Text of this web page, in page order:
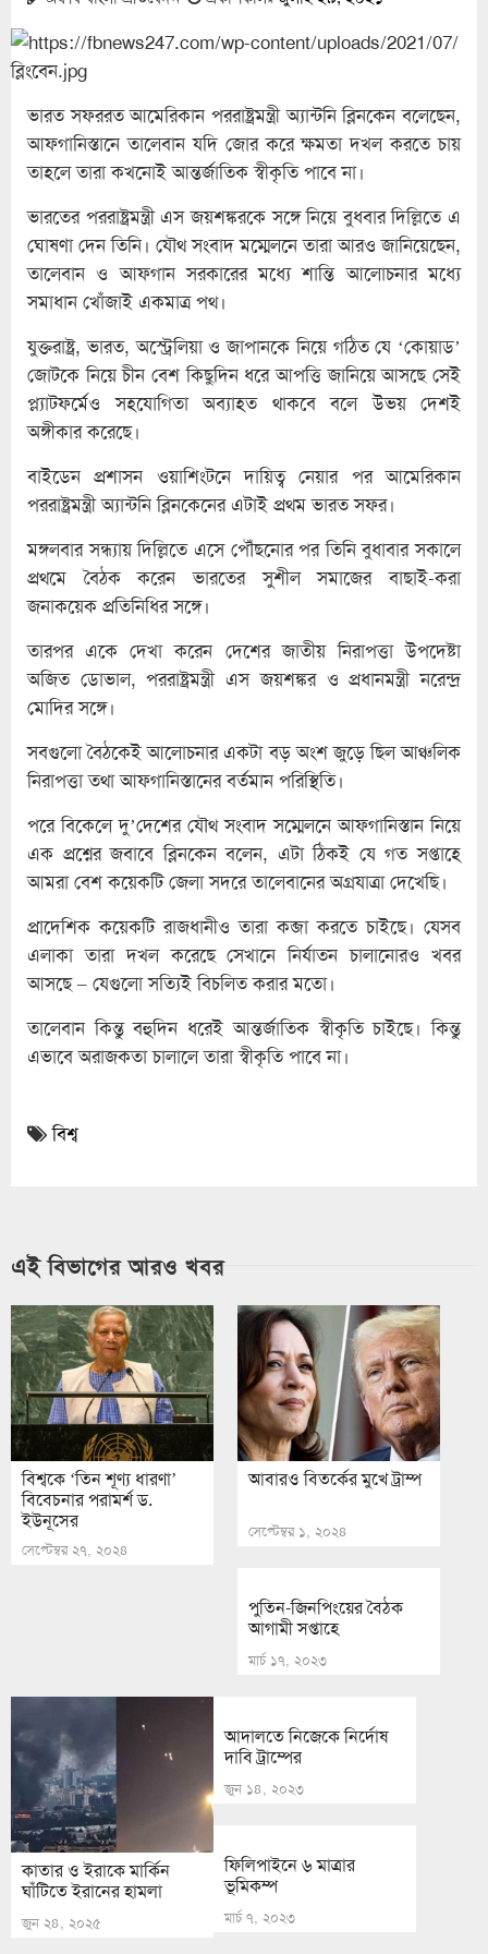
ভারত সফররত আমেরিকান পররাষ্ট্রমন্ত্রী অ্যান্টনি ব্লিনকেন বলেছেন,
আফগানিস্তানে তালেবান যদি জোর করে ক্ষমতা দখল করতে চায়
তাহলে তারা কখনোই আন্তর্জাতিক স্বীকৃতি পাবে না।
ভারতের পররাষ্ট্রমন্ত্রী এস জয়শঙ্করকে সঙ্গে নিয়ে বুধবার দিল্লিতে এ
ঘোষণা দেন তিনি। যৌথ সংবাদ মম্মেলনে তারা আরও জানিয়েছেন,
তালেবান ও আফগান সরকারের মধ্যে শান্তি আলোচনার মধ্যে
সমাধান খোঁজাই একমাত্র পথ।
যুক্তরাষ্ট্র, ভারত, অস্ট্রেলিয়া ও জাপানকে নিয়ে গঠিত যে ‘কোয়াড’
জোটকে নিয়ে চীন বেশ কিছুদিন ধরে আপত্তি জানিয়ে আসছে সেই
প্ল্যাটফর্মেও সহযোগিতা অব্যাহত থাকবে বলে উভয় দেশই
অঙ্গীকার করেছে।
বাইডেন প্রশাসন ওয়াশিংটনে দায়িত্ব নেয়ার পর আমেরিকান
পররাষ্ট্রমন্ত্রী অ্যান্টনি ব্লিনকেনের এটাই প্রথম ভারত সফর।
মঙ্গলবার সন্ধ্যায় দিল্লিতে এসে পৌঁছনোর পর তিনি বুধাবার সকালে
প্রথমে বৈঠক করেন ভারতের সুশীল সমাজের বাছাই-করা
জনাকয়েক প্রতিনিধির সঙ্গে।
তারপর একে দেখা করেন দেশের জাতীয় নিরাপত্তা উপদেষ্টা
অজিত ডোভাল, পররাষ্ট্রমন্ত্রী এস জয়শঙ্কর ও প্রধানমন্ত্রী নরেন্দ্র
মোদির সঙ্গে।
সবগুলো বৈঠকেই আলোচনার একটা বড় অংশ জুড়ে ছিল আঞ্চলিক
নিরাপত্তা তথা আফগানিস্তানের বর্তমান পরিস্থিতি।
পরে বিকেলে দু’দেশের যৌথ সংবাদ সম্মেলনে আফগানিস্তান নিয়ে
এক প্রশ্নের জবাবে ব্লিনকেন বলেন, এটা ঠিকই যে গত সপ্তাহে
আমরা বেশ কয়েকটি জেলা সদরে তালেবানের অগ্রযাত্রা দেখেছি।
প্রাদেশিক কয়েকটি রাজধানীও তারা কব্জা করতে চাইছে। যেসব
এলাকা তারা দখল করেছে সেখানে নির্যাতন চালানোরও খবর
আসছে – যেগুলো সত্যিই বিচলিত করার মতো।
তালেবান কিন্তু বহুদিন ধরেই আন্তর্জাতিক স্বীকৃতি চাইছে। কিন্তু
এভাবে অরাজকতা চালালে তারা স্বীকৃতি পাবে না।
বিশ্ব
এই বিভাগের আরও খবর
বিশ্বকে ‘তিন শূণ্য ধারণা’
বিবেচনার পরামর্শ ড.
ইউনূসের
সেপ্টেম্বর ২৭, ২০২৪
আবারও বিতর্কের মুখে ট্রাম্প
সেপ্টেম্বর ১, ২০২৪
পুতিন-জিনপিংয়ের বৈঠক
আগামী সপ্তাহে
মার্চ ১৭, ২০২৩
কাতার ও ইরাকে মার্কিন
ঘাঁটিতে ইরানের হামলা
জুন ২৪, ২০২৫
আদালতে নিজেকে নির্দোষ
দাবি ট্রাম্পের
জুন ১৪, ২০২৩
ফিলিপাইনে ৬ মাত্রার
ভূমিকম্প
মার্চ ৭, ২০২৩